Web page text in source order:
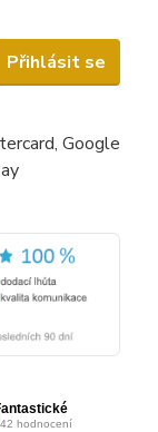
Přihlásit se